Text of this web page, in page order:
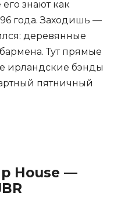
знают как
года. Заходишь —
деревянные
Тут прямые
ирландские бэнды
пятничный
House —